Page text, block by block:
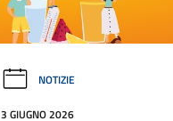
NOTIZIE
3 GIUGNO 2026